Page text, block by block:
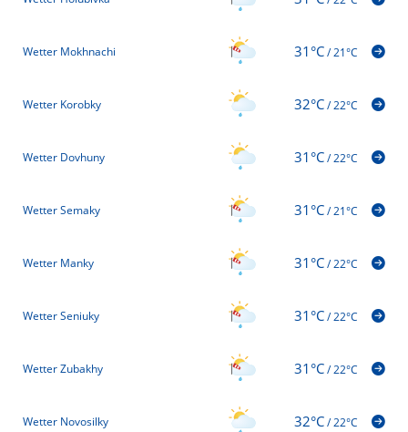
Wetter Mokhnachi 31°C/21°C
Wetter Korobky 32°C/22°C
Wetter Dovhuny 31°C/22°C
Wetter Semaky 31°C/21°C
Wetter Manky 31°C/22°C
Wetter Seniuky 31°C/22°C
Wetter Zubakhy 31°C/22°C
Wetter Novosilky 32°C/22°C